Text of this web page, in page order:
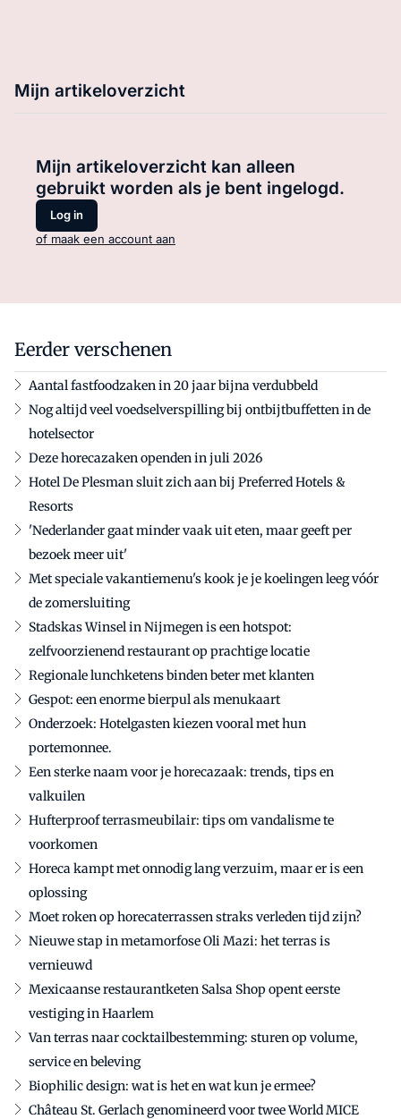
Mijn artikeloverzicht
Mijn artikeloverzicht kan alleen
gebruikt worden als je bent ingelogd.
Log in
of maak een account aan
Eerder verschenen
Aantal fastfoodzaken in 20 jaar bijna verdubbeld
Nog altijd veel voedselverspilling bij ontbijtbuffetten in de
hotelsector
Deze horecazaken openden in juli 2026
Hotel De Plesman sluit zich aan bij Preferred Hotels &
Resorts
'Nederlander gaat minder vaak uit eten, maar geeft per
bezoek meer uit'
Met speciale vakantiemenu's kook je je koelingen leeg vóór
de zomersluiting
Stadskas Winsel in Nijmegen is een hotspot:
zelfvoorzienend restaurant op prachtige locatie
Regionale lunchketens binden beter met klanten
Gespot: een enorme bierpul als menukaart
Onderzoek: Hotelgasten kiezen vooral met hun
portemonnee.
Een sterke naam voor je horecazaak: trends, tips en
valkuilen
Hufterproof terrasmeubilair: tips om vandalisme te
voorkomen
Horeca kampt met onnodig lang verzuim, maar er is een
oplossing
Moet roken op horecaterrassen straks verleden tijd zijn?
Nieuwe stap in metamorfose Oli Mazi: het terras is
vernieuwd
Mexicaanse restaurantketen Salsa Shop opent eerste
vestiging in Haarlem
Van terras naar cocktailbestemming: sturen op volume,
service en beleving
Biophilic design: wat is het en wat kun je ermee?
Château St. Gerlach genomineerd voor twee World MICE